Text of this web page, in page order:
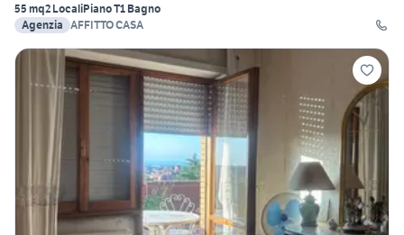
55 mq2 LocaliPiano T1 Bagno
Agenzia AFFITTO CASA